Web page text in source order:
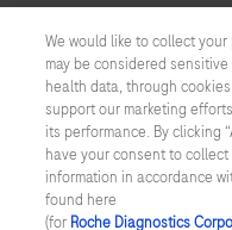
Pour en savoir plus,
matière de respect
facebooktwitter linkedin
We would like to collect
may be considered
health data, through
support our marketing
its performance. By clicking
have your consent to
information in accordance
found here
(for Roche Diagnostics